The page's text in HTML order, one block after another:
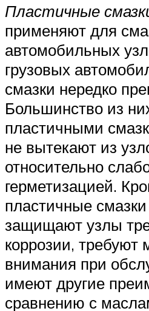
Пластичные
применяют для
автомобильных
грузовых
смазки нередко
Большинство из
пластичными
не вытекают из
относительно
герметизацией.
пластичные
защищают узлы
коррозии, требуют
внимания при
имеют другие
сравнению с